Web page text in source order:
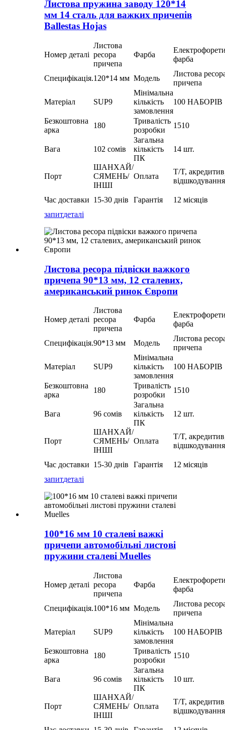
Листова пружина заводу 120*14
мм 14 сталь для важких причепів
Ballestas Hojas
Номер деталі
Листова
ресора
причепа
Фарба
фарба
Специфікація.120*14 мм Модель
Листова
причепа
Матеріал SUP9
Мінімальна
кількість
замовлення
100 НАБОРІВ
Безкоштовна
арка
180
Тривалість
розробки
1510
Вага 102 сомів
Загальна
кількість
ПК
14 шт.
Порт
ШАНХАЙ/
СЯМЕНЬ/
ІНШІ
Оплата
T/T,
відшкодування
Час доставки 15-30 днів Гарантія
12 місяців
запитдеталі
Листова ресора підвіски важкого
причепа 90*13 мм, 12 сталевих,
американський ринок Європи
Номер деталі
Листова
ресора
причепа
Фарба
фарба
Специфікація.90*13 мм Модель
Листова
причепа
Матеріал SUP9
Мінімальна
кількість
замовлення
100 НАБОРІВ
Безкоштовна
арка
180
Тривалість
розробки
1510
Вага 96 сомів
Загальна
кількість
ПК
12 шт.
Порт
ШАНХАЙ/
СЯМЕНЬ/
ІНШІ
Оплата
T/T,
відшкодування
Час доставки 15-30 днів Гарантія
12 місяців
запитдеталі
100*16 мм 10 сталеві важкі
причепи автомобільні листові
пружини сталеві Muelles
Номер деталі
Листова
ресора
причепа
Фарба
фарба
Специфікація.100*16 мм Модель
Листова
причепа
Матеріал SUP9
Мінімальна
кількість
замовлення
100 НАБОРІВ
Безкоштовна
арка
180
Тривалість
розробки
1510
Вага 96 сомів
Загальна
кількість
ПК
10 шт.
Порт
ШАНХАЙ/
СЯМЕНЬ/
ІНШІ
Оплата
T/T,
відшкодування